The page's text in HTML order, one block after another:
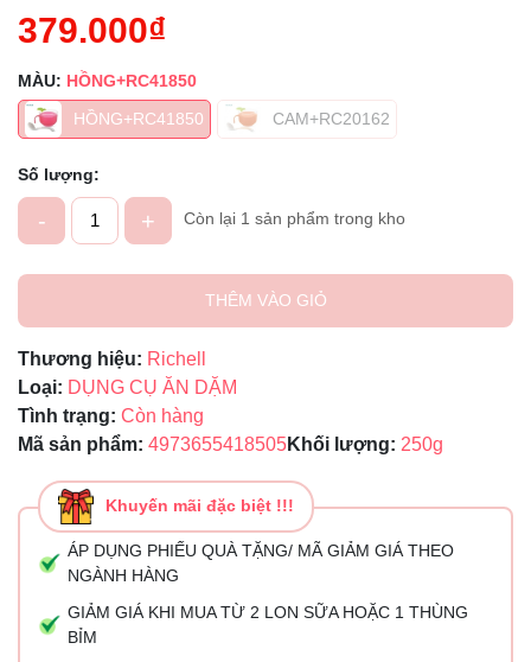
379.000₫
MÀU: HỒNG+RC41850
HỒNG+RC41850
CAM+RC20162
Số lượng:
- + Còn lại 1 sản phẩm trong kho
THÊM VÀO GIỎ
Thương hiệu: Richell
Loại: DỤNG CỤ ĂN DẶM
Tình trạng: Còn hàng
Mã sản phẩm: 4973655418505Khối lượng: 250g
Khuyến mãi đặc biệt !!!
ÁP DỤNG PHIẾU QUÀ TẶNG/ MÃ GIẢM GIÁ THEO
NGÀNH HÀNG
GIẢM GIÁ KHI MUA TỪ 2 LON SỮA HOẶC 1 THÙNG
BỈM